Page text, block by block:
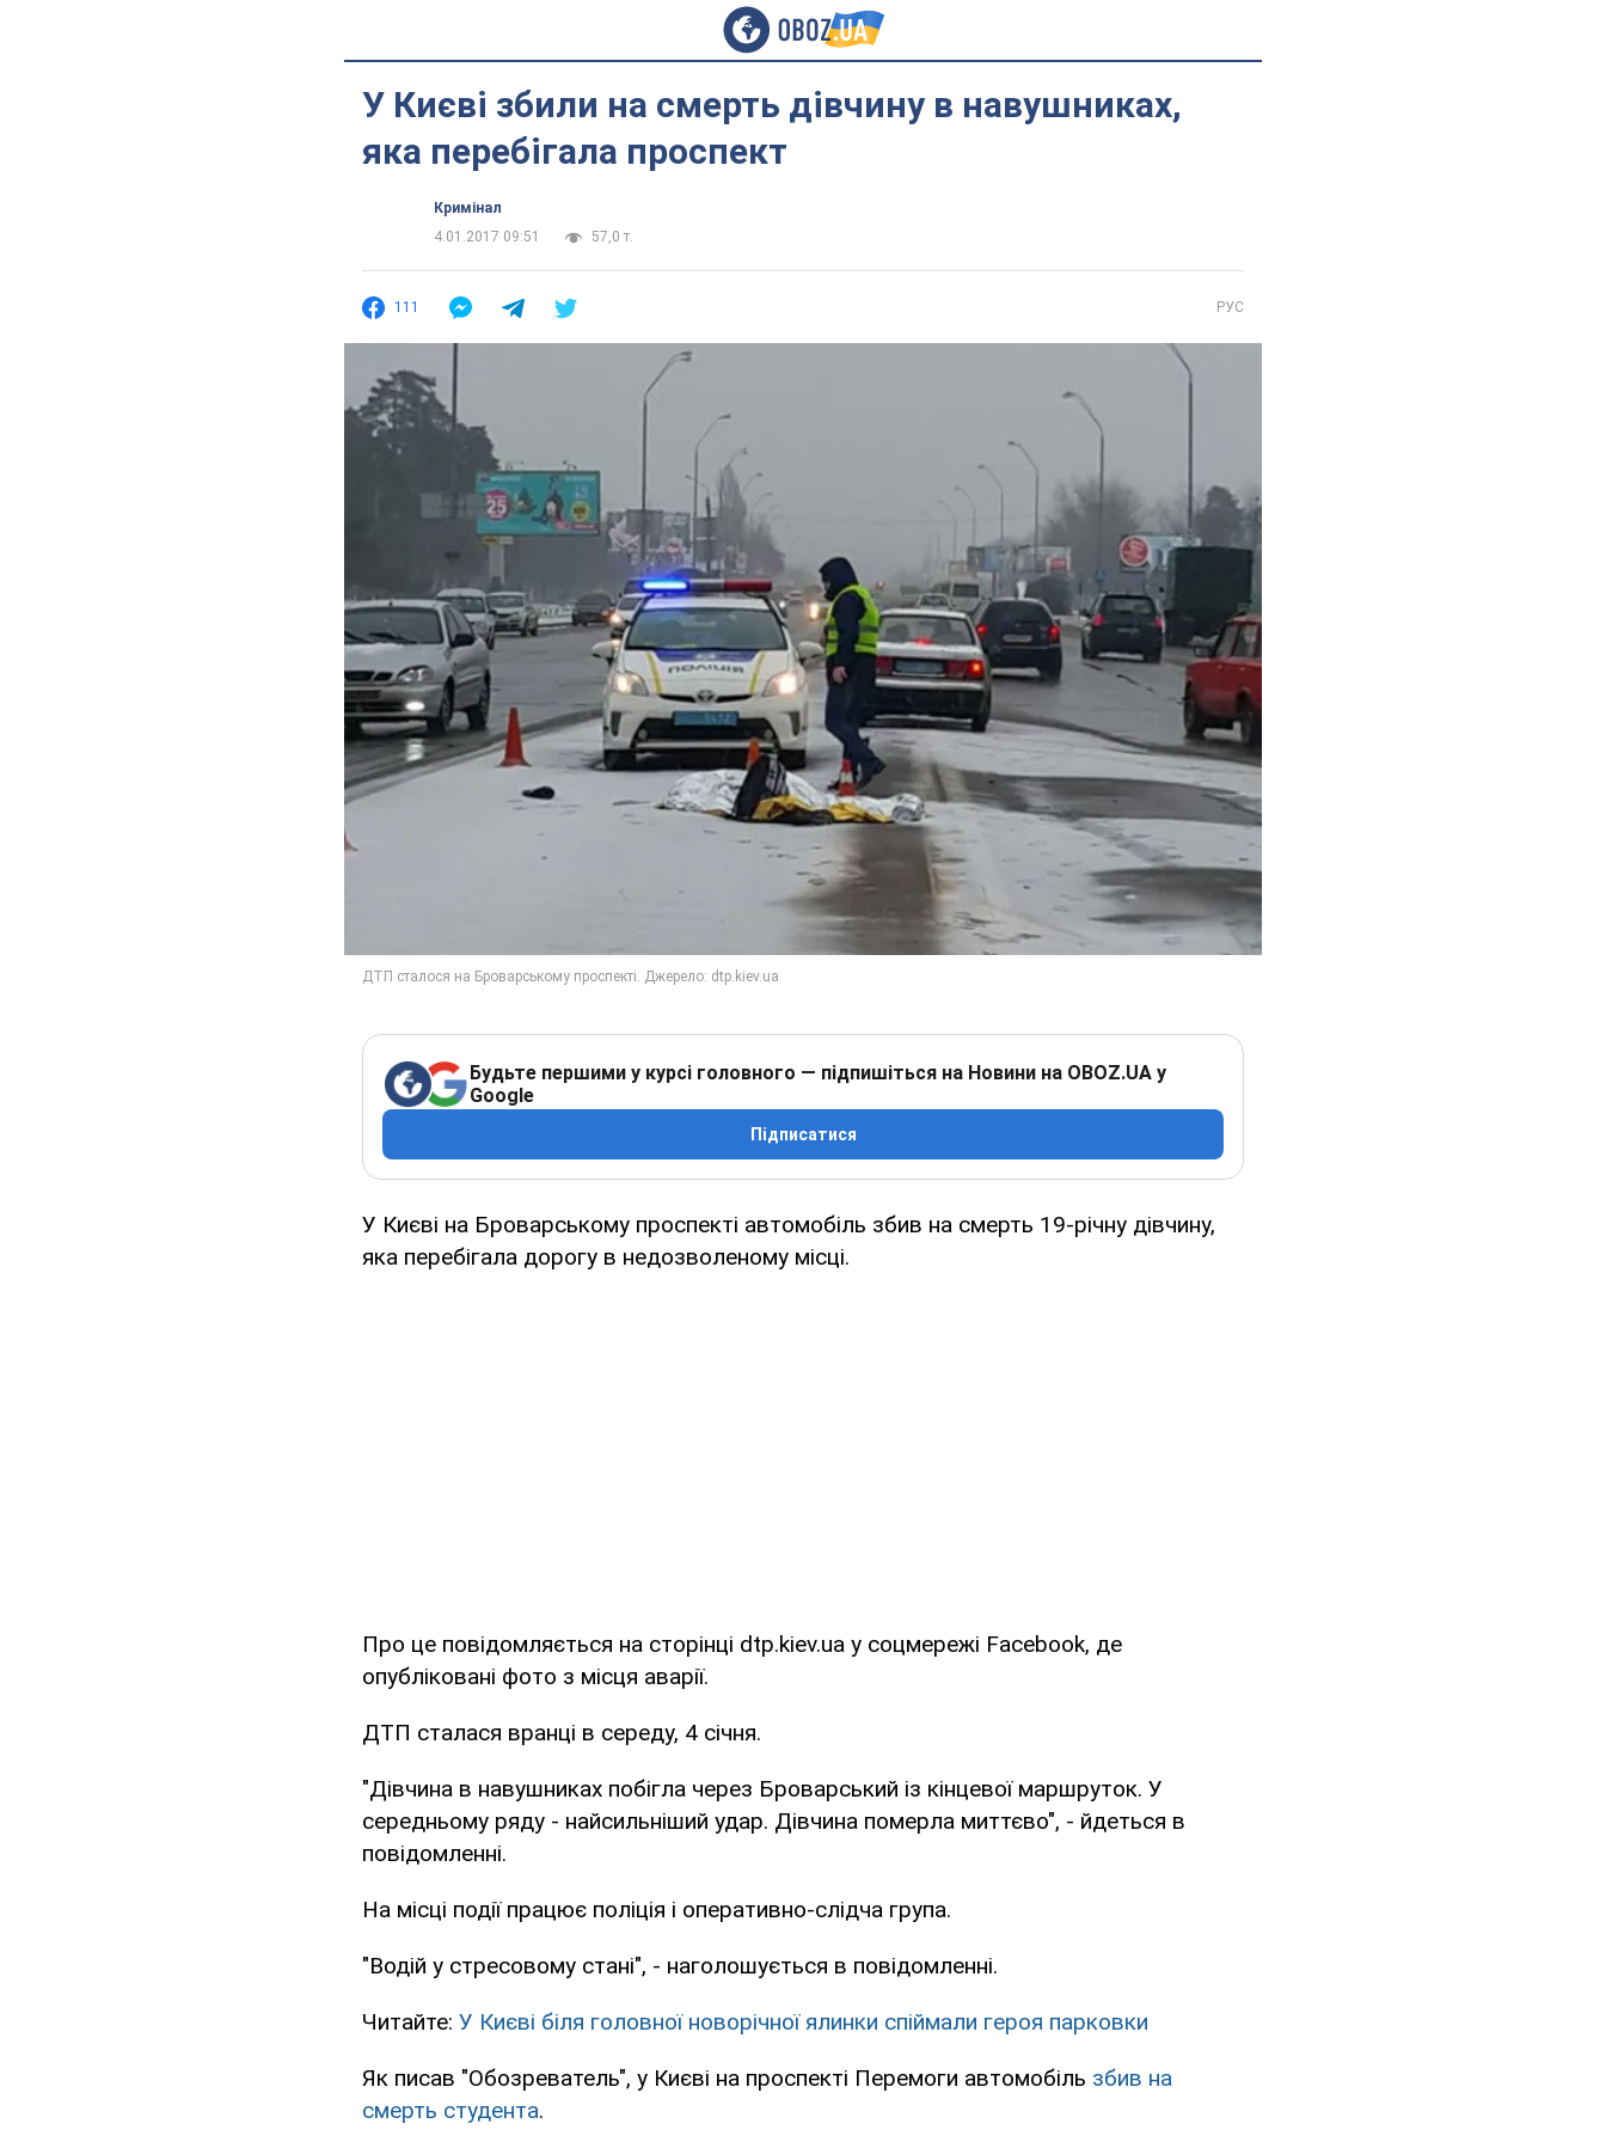
У Києві збили на смерть дівчину в навушниках,
яка перебігала проспект
Кримінал
4.01.2017 09:51
57,0 т.
111 РУС
Будьте першими у курсі головного — підпишіться на Новини на OBOZ.UA у
Google
Підписатися
У Києві на Броварському проспекті автомобіль збив на смерть 19-річну дівчину,
яка перебігала дорогу в недозволеному місці.
Про це повідомляється на сторінці dtp.kiev.ua у соцмережі Facebook, де
опубліковані фото з місця аварії.
ДТП сталася вранці в середу, 4 січня.
"Дівчина в навушниках побігла через Броварський із кінцевої маршруток. У
середньому ряду - найсильніший удар. Дівчина померла миттєво", - йдеться в
повідомленні.
На місці події працює поліція і оперативно-слідча група.
"Водій у стресовому стані", - наголошується в повідомленні.
Читайте: У Києві біля головної новорічної ялинки спіймали героя парковки
Як писав "Обозреватель", у Києві на проспекті Перемоги автомобіль збив на
смерть студента.